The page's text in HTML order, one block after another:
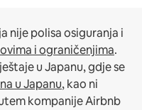
nije polisa osiguranja i
i ograničenjima.
u Japanu, gdje se
u Japanu, kao ni
kompanije Airbnb